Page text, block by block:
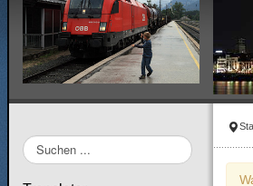
Suchen
...